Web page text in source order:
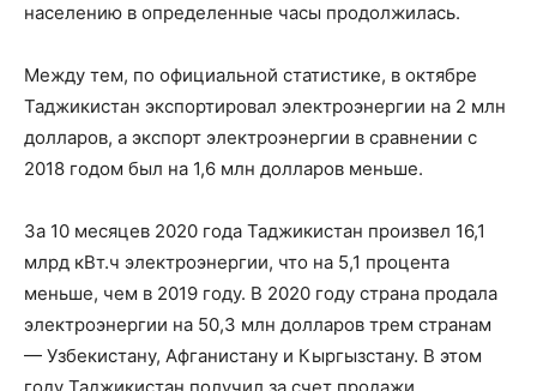
населению в определенные часы продолжилась.
Между тем, по официальной статистике, в октябре
Таджикистан экспортировал электроэнергии на 2 млн
долларов, а экспорт электроэнергии в сравнении с
2018 годом был на 1,6 млн долларов меньше.
За 10 месяцев 2020 года Таджикистан произвел 16,1
млрд кВт.ч электроэнергии, что на 5,1 процента
меньше, чем в 2019 году. В 2020 году страна продала
электроэнергии на 50,3 млн долларов трем странам
— Узбекистану, Афганистану и Кыргызстану. В этом